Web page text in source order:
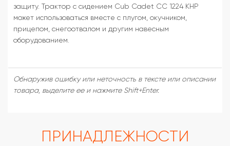
защиту. Трактор с сидением Cub Cadet CC 1224 KHP
может использоваться вместе с плугом, окучником,
прицепом, снегоотвалом и другим навесным
оборудованием.
Обнаружив ошибку или неточность в тексте или описании
товара, выделите ее и нажмите Shift+Enter.
ПРИНАДЛЕЖНОСТИ